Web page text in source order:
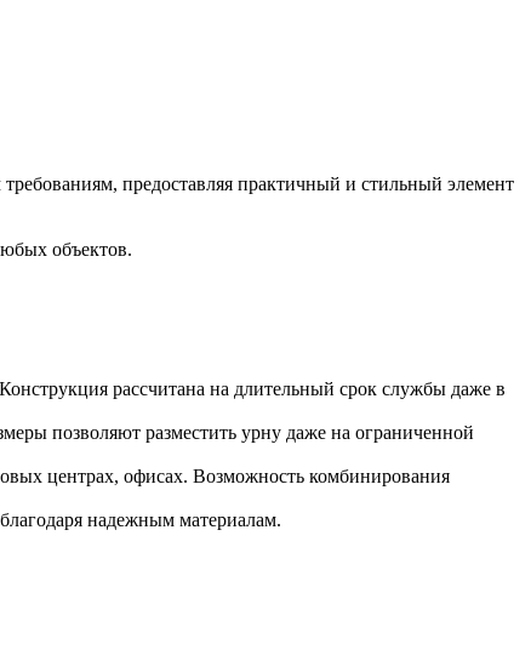
предоставляя практичный и стильный элемент
объектов.
рассчитана на длительный срок службы даже в
позволяют разместить урну даже на ограниченной
центрах, офисах. Возможность комбинирования
надежным материалам.